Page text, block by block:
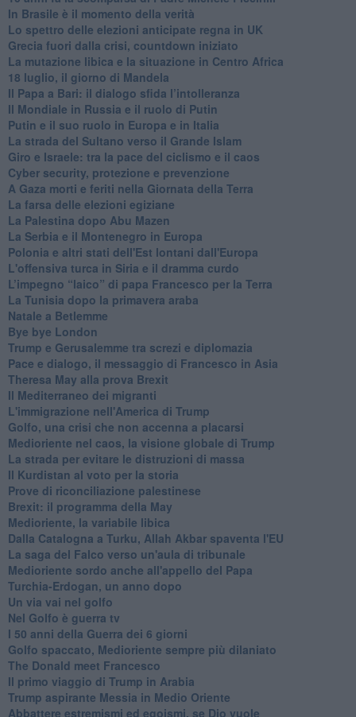
In Brasile è il momento della verità
Lo spettro delle elezioni anticipate regna in UK
Grecia fuori dalla crisi, countdown iniziato
La mutazione libica e la situazione in Centro Africa
18 luglio, il giorno di Mandela
Il Papa a Bari: il dialogo sfida l’intolleranza
Il Mondiale in Russia e il ruolo di Putin
Putin e il suo ruolo in Europa e in Italia
La strada del Sultano verso il Grande Islam
Giro e Israele: tra la pace del ciclismo e il caos
Cyber security, protezione e prevenzione
A Gaza morti e feriti nella Giornata della Terra
La farsa delle elezioni egiziane
La Palestina dopo Abu Mazen
La Serbia e il Montenegro in Europa
Polonia e altri stati dell'Est lontani dall'Europa
L'offensiva turca in Siria e il dramma curdo
L’impegno “laico” di papa Francesco per la Terra
La Tunisia dopo la primavera araba
Natale a Betlemme
Bye bye London
Trump e Gerusalemme tra screzi e diplomazia
Pace e dialogo, il messaggio di Francesco in Asia
Theresa May alla prova Brexit
Il Mediterraneo dei migranti
L'immigrazione nell'America di Trump
Golfo, una crisi che non accenna a placarsi
Medioriente nel caos, la visione globale di Trump
La strada per evitare le distruzioni di massa
Il Kurdistan al voto per la storia
Prove di riconciliazione palestinese
Brexit: il programma della May
Medioriente, la variabile libica
Dalla Catalogna a Turku, Allah Akbar spaventa l'EU
La saga del Falco verso un'aula di tribunale
Medioriente sordo anche all'appello del Papa
Turchia-Erdogan, un anno dopo
Un via vai nel golfo
Nel Golfo è guerra tv
I 50 anni della Guerra dei 6 giorni
Golfo spaccato, Medioriente sempre più dilaniato
The Donald meet Francesco
Il primo viaggio di Trump in Arabia
Trump aspirante Messia in Medio Oriente
Abbattere estremismi ed egoismi, se Dio vuole